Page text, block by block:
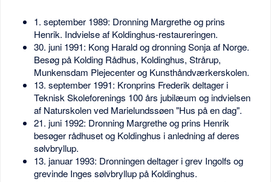
1. september 1989: Dronning Margrethe og prins
Henrik. Indvielse af Koldinghus-restaureringen.
30. juni 1991: Kong Harald og dronning Sonja af Norge.
Besøg på Kolding Rådhus, Koldinghus, Strårup,
Munkensdam Plejecenter og Kunsthåndværkerskolen.
13. september 1991: Kronprins Frederik deltager i
Teknisk Skoleforenings 100 års jubilæum og indvielsen
af Naturskolen ved Marielundssøen "Hus på en dag".
21. juni 1992: Dronning Margrethe og prins Henrik
besøger rådhuset og Koldinghus i anledning af deres
sølvbryllup.
13. januar 1993: Dronningen deltager i grev Ingolfs og
grevinde Inges sølvbryllup på Koldinghus.